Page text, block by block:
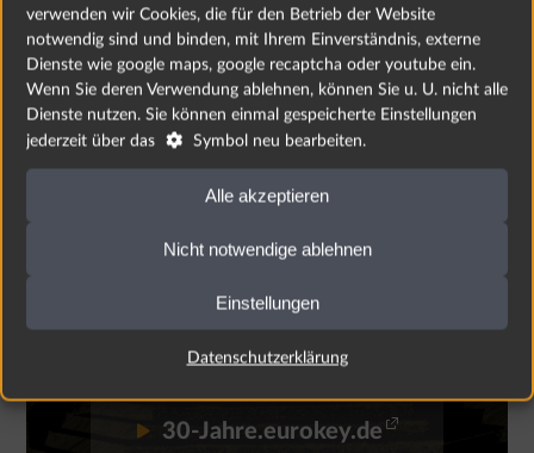
verwenden wir Cookies, die für den Betrieb der Website
notwendig sind und binden, mit Ihrem Einverständnis, externe
Dienste wie google maps, google recaptcha oder youtube ein.
Wenn Sie deren Verwendung ablehnen, können Sie u. U. nicht alle
Dienste nutzen. Sie können einmal gespeicherte Einstellungen
jederzeit über das
 Symbol neu bearbeiten.
Alle akzeptieren
Nicht notwendige ablehnen
Einstellungen
Datenschutzerklärung
so vorhaben, dann schauen Sie doch mal auf unserer
Jubiläums-Webseite vorbei:
30-Jahre.eurokey.de